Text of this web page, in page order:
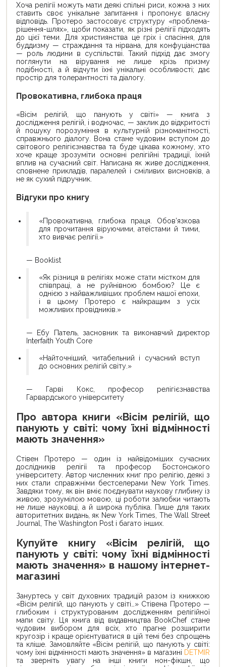
Хоча релігії можуть мати деякі спільні риси, кожна з них
ставить своє унікальне запитання і пропонує власну
відповідь. Протеро застосовує структуру «проблема-
рішення-шлях», щоби показати, як різні релігії підходять
до цієї теми. Для християнства це гріх і спасіння, для
буддизму — страждання та нірвана, для конфуціанства
— роль людини в суспільстві. Такий підхід дає змогу
поглянути на вірування не лише крізь призму
подібності, а й відчути їхні унікальні особливості; дає
простір для толерантності та діалогу.
Провокативна, глибока праця
«Вісім релігій, що панують у світі» — книга з
дослідження релігій, і водночас, — заклик до відкритості
й пошуку порозуміння в культурній різноманітності,
справжнього діалогу. Вона стане чудовим вступом до
світового релігієзнавства та буде цікава кожному, хто
хоче краще зрозуміти основні релігійні традиції, їхній
вплив на сучасний світ. Написана як живе дослідження,
сповнене прикладів, паралелей і сміливих висновків, а
не як сухий підручник.
Відгуки про книгу
«Провокативна, глибока праця. Обов’язкова
для прочитання віруючими, атеїстами й тими,
хто вивчає релігії.»
— Booklist
«Як різниця в релігіях може стати містком для
співпраці, а не руйнівною бомбою? Це є
однією з найважливіших проблем нашої епохи,
і в цьому Протеро є найкращим з усіх
можливих провідників.»
— Ебу Патель, засновник та виконавчий директор
Interfaith Youth Core
«Найточніший, читабельний і сучасний вступ
до основних релігій світу.»
— Гарві Кокс, професор релігієзнавства
Гарвардського університету
Про автора книги «Вісім релігій, що
панують у світі: чому їхні відмінності
мають значення»
Стівен Протеро — один із найвідоміших сучасних
дослідників релігії та професор Бостонського
університету. Автор численних книг про релігію, деякі з
них стали справжніми бестселерами New York Times.
Завдяки тому, як він вміє поєднувати наукову глибину із
живою, зрозумілою мовою, ці роботи залюбки читають
не лише науковці, а й широка публіка. Пише для таких
авторитетних видань, як New York Times, The Wall Street
Journal, The Washington Post і багато інших.
Купуйте книгу «Вісім релігій, що
панують у світі: чому їхні відмінності
мають значення» в нашому інтернет-
магазині
Зануртесь у світ духовних традицій разом із книжкою
«Вісім релігій, що панують у світі…» Стівена Протеро —
глибоким і структурованим дослідженням релігійної
мапи світу. Ця книга від видавництва BookChef стане
чудовим вибором для всіх, хто прагне розширити
кругозір і краще орієнтуватися в цій темі без спрощень
та кліше. Замовляйте «Вісім релігій, що панують у світі:
чому їхні відмінності мають значення» в магазині DETMIR
та зверніть увагу на інші книги нон-фікшн, що